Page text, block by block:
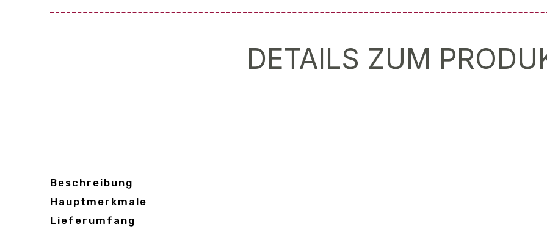
DETAILS ZUM
Beschreibung
Hauptmerkmale
Lieferumfang